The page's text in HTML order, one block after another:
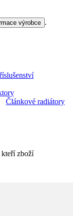
výrobce .
Článkové radiátory
kteří zboží